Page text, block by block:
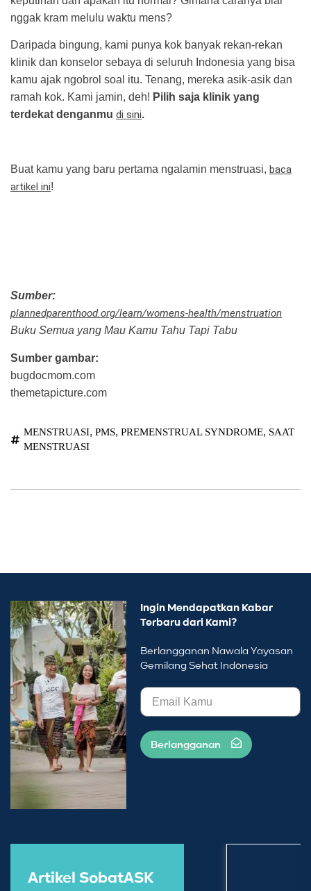
nggak kram melulu waktu mens?
Daripada bingung, kami punya kok banyak rekan-rekan
klinik dan konselor sebaya di seluruh Indonesia yang bisa
kamu ajak ngobrol soal itu. Tenang, mereka asik-asik dan
ramah kok. Kami jamin, deh! Pilih saja klinik yang
terdekat denganmu di sini.
Buat kamu yang baru pertama ngalamin menstruasi, baca
artikel ini!
Sumber:
plannedparenthood.org/learn/womens-health/menstruation
Buku Semua yang Mau Kamu Tahu Tapi Tabu
Sumber gambar:
bugdocmom.com
themetapicture.com
MENSTRUASI, PMS, PREMENSTRUAL SYNDROME, SAAT
MENSTRUASI
Ingin Mendapatkan Kabar
Terbaru dari Kami?
Berlangganan Nawala Yayasan
Gemilang Sehat Indonesia
Berlangganan
Artikel SobatASK